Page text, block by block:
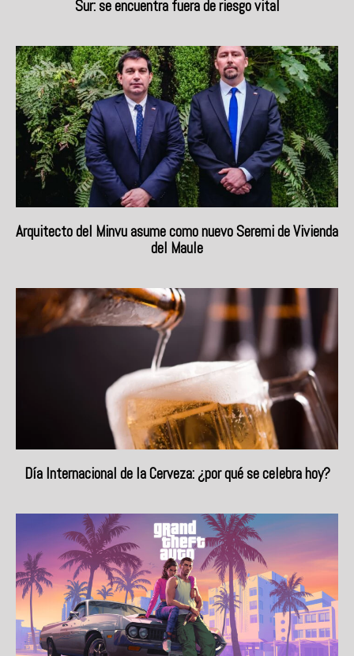
Sur: se encuentra fuera de riesgo vital
Arquitecto del Minvu asume como nuevo Seremi de Vivienda
del Maule
Día Internacional de la Cerveza: ¿por qué se celebra hoy?